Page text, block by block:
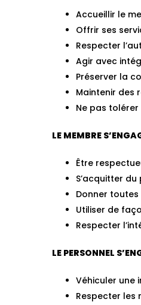
Accueillir le
Offrir ses
Respecter
Agir avec
Préserver la
Maintenir des
Ne pas
LE MEMBRE
Être
S’acquitter
Donner
Utiliser de
Respecter
LE PERSONNEL
Véhiculer une
Respecter les